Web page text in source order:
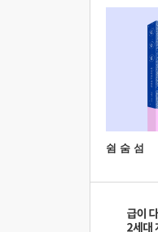
쉼 숨 섬